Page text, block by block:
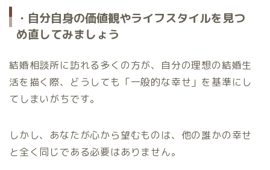
・自分自身の価値観やライフスタイルを見つ
め直してみましょう
結婚相談所に訪れる多くの方が、自分の理想の結婚生
活を描く際、どうしても「一般的な幸せ」を基準にし
てしまいがちです。
しかし、あなたが心から望むものは、他の誰かの幸せ
と全く同じである必要はありません。